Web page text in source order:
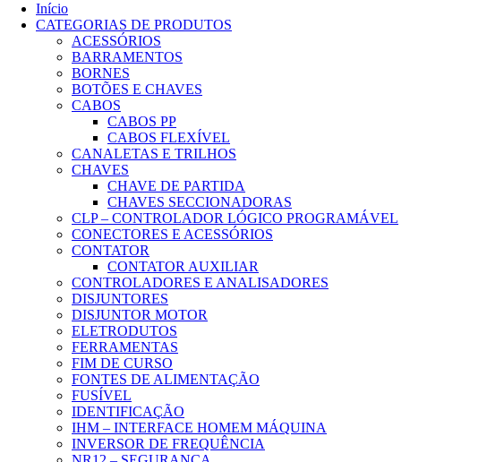
Início
CATEGORIAS DE PRODUTOS
ACESSÓRIOS
BARRAMENTOS
BORNES
BOTÕES E CHAVES
CABOS
CABOS PP
CABOS FLEXÍVEL
CANALETAS E TRILHOS
CHAVES
CHAVE DE PARTIDA
CHAVES SECCIONADORAS
CLP – CONTROLADOR LÓGICO PROGRAMÁVEL
CONECTORES E ACESSÓRIOS
CONTATOR
CONTATOR AUXILIAR
CONTROLADORES E ANALISADORES
DISJUNTORES
DISJUNTOR MOTOR
ELETRODUTOS
FERRAMENTAS
FIM DE CURSO
FONTES DE ALIMENTAÇÃO
FUSÍVEL
IDENTIFICAÇÃO
IHM – INTERFACE HOMEM MÁQUINA
INVERSOR DE FREQUÊNCIA